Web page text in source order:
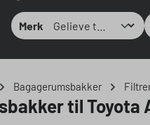
Merk
Bagagerumsbakker
til Toyota